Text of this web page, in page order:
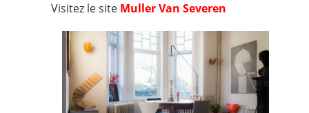
Visitez le site Muller Van Severen